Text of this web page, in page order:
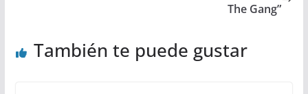
The Gang”
También te puede gustar